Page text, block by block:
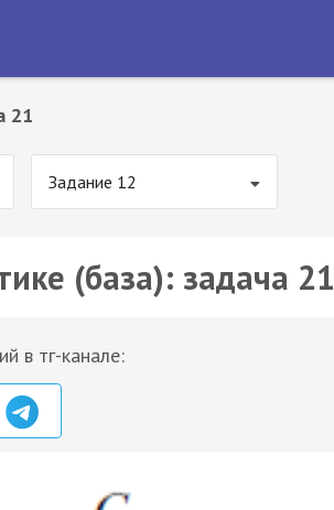
21
Задание 12
(база): задача 21
в тг-канале: